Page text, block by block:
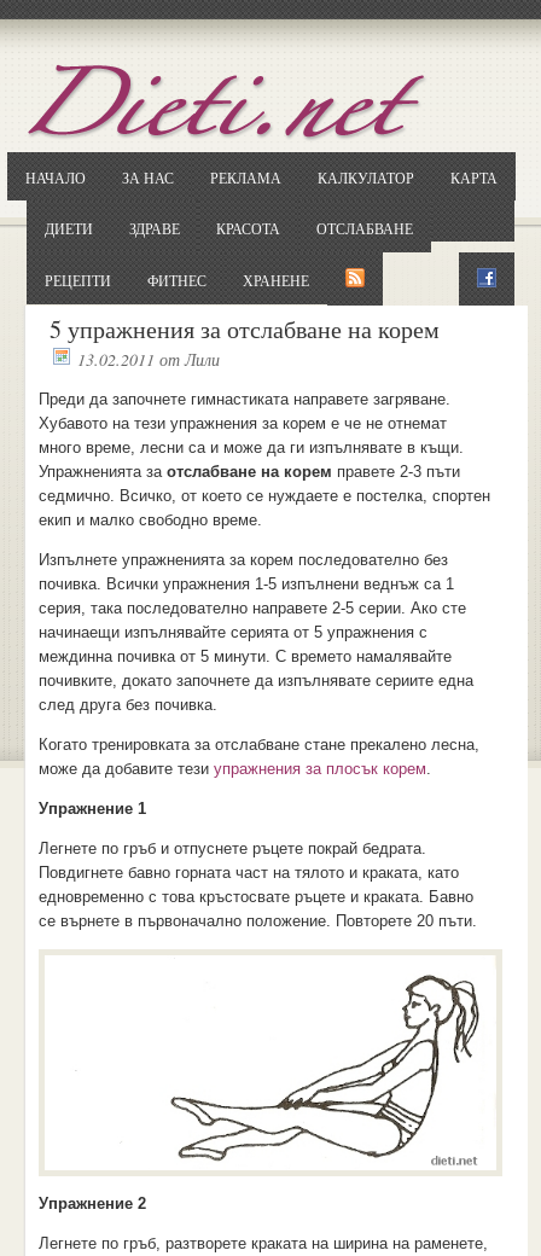
НАЧАЛО ЗА НАС РЕКЛАМА КАЛКУЛАТОР КАРТА
ДИЕТИ ЗДРАВЕ КРАСОТА ОТСЛАБВАНЕ
РЕЦЕПТИ ФИТНЕС ХРАНЕНЕ
5 упражнения за отслабване на корем
13.02.2011 отЛили
Преди да започнете гимнастиката направете загряване.
Хубавото на тези упражнения за корем е че не отнемат
много време, лесни са и може да ги изпълнявате в къщи.
Упражненията за отслабване на корем правете 2-3 пъти
седмично. Всичко, от което се нуждаете е постелка, спортен
екип и малко свободно време.
Изпълнете упражненията за корем последователно без
почивка. Всички упражнения 1-5 изпълнени веднъж са 1
серия, така последователно направете 2-5 серии. Ако сте
начинаещи изпълнявайте серията от 5 упражнения с
междинна почивка от 5 минути. С времето намалявайте
почивките, докато започнете да изпълнявате сериите една
след друга без почивка.
Когато тренировката за отслабване стане прекалено лесна,
може да добавите тези упражнения за плосък корем.
Упражнение 1
Легнете по гръб и отпуснете ръцете покрай бедрата.
Повдигнете бавно горната част на тялото и краката, като
едновременно с това кръстосвате ръцете и краката. Бавно
се върнете в първоначално положение. Повторете 20 пъти.
Упражнение 2
Легнете по гръб, разтворете краката на ширина на раменете,
ОтворетеGoogle.bg
Потърсете "Cloxy"
Кликнете на първия резултат
... и я въведете в полето: